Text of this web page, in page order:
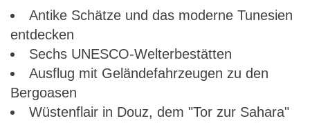
Antike Schätze und das moderne Tunesien
entdecken
Sechs UNESCO-Welterbestätten
Ausflug mit Geländefahrzeugen zu den
Bergoasen
Wüstenflair in Douz, dem "Tor zur Sahara"